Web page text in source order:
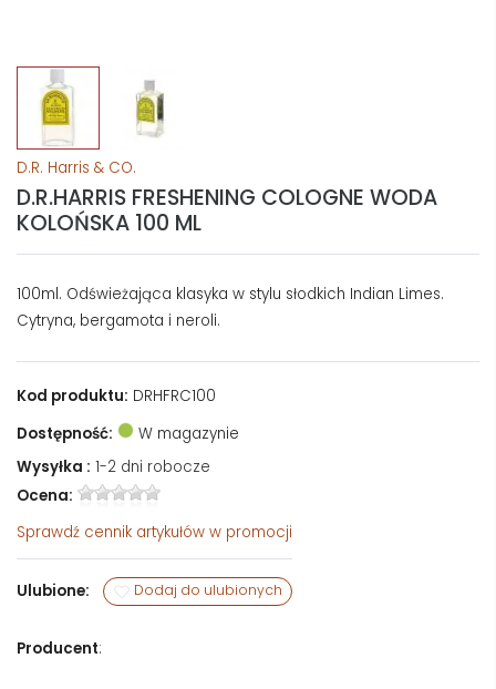
D.R. Harris & CO.
D.R.HARRIS FRESHENING COLOGNE WODA
KOLOŃSKA 100 ML
100ml. Odświeżająca klasyka w stylu słodkich Indian Limes.
Cytryna, bergamota i neroli.
Kod produktu: DRHFRC100
Dostępność:
W magazynie
Wysyłka : 1-2 dni robocze
Ocena:
Sprawdź cennik artykułów w promocji
Ulubione: Dodaj do ulubionych
Producent: